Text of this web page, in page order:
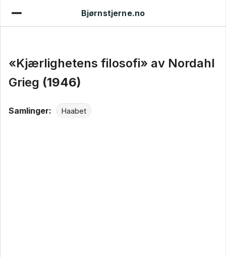
Bjørnstjerne.no
«Kjærlighetens filosofi» av Nordahl
Grieg (1946)
Samlinger: Haabet